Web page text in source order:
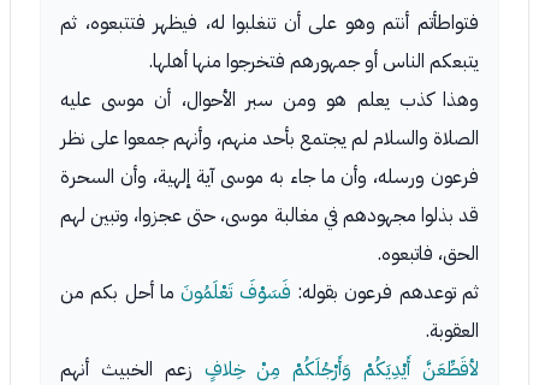
فتواطأتم أنتم وهو على أن تنغلبوا له، فيظهر فتتبعوه، ثم
يتبعكم الناس أو جمهورهم فتخرجوا منها أهلها.
وهذا كذب يعلم هو ومن سبر الأحوال، أن موسى عليه
الصلاة والسلام لم يجتمع بأحد منهم، وأنهم جمعوا على نظر
فرعون ورسله، وأن ما جاء به موسى آية إلهية، وأن السحرة
قد بذلوا مجهودهم في مغالبة موسى، حتى عجزوا، وتبين لهم
الحق، فاتبعوه.
ثم توعدهم فرعون بقوله: فَسَوْفَ تَعْلَمُونَما أحل بكم من
العقوبة.
لأقَطِّعَنَّ أَيْدِيَكُمْ وَأَرْجُلَكُمْ مِنْ خِلافٍ زعم الخبيث أنهم